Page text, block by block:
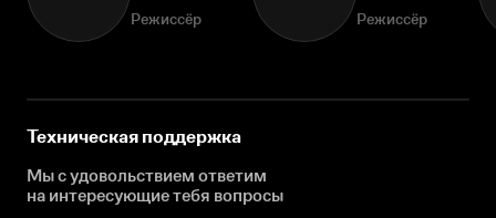
Режиссёр Режиссёр
Техническая поддержка
Мы с удовольствием ответим
на интересующиетебя вопросы